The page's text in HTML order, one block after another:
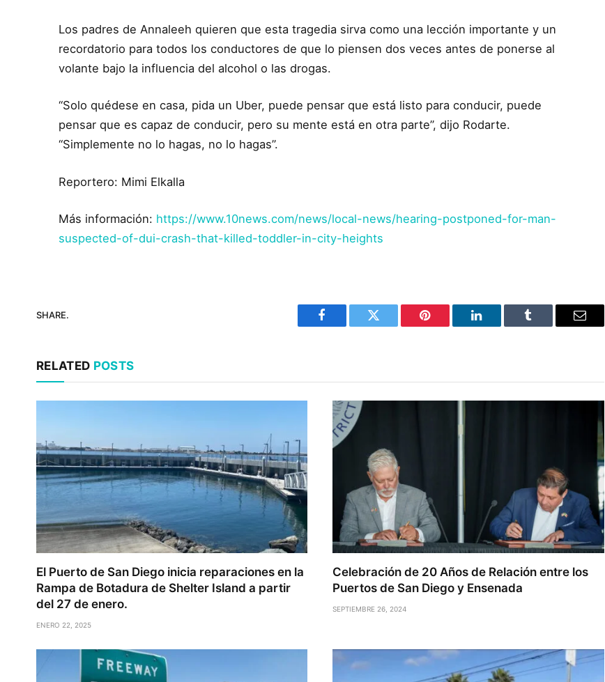
Los padres de Annaleeh quieren que esta tragedia sirva como una lección importante y un
recordatorio para todos los conductores de que lo piensen dos veces antes de ponerse al
volante bajo la influencia del alcohol o las drogas.
“Solo quédese en casa, pida un Uber, puede pensar que está listo para conducir, puede
pensar que es capaz de conducir, pero su mente está en otra parte”, dijo Rodarte.
“Simplemente no lo hagas, no lo hagas”.
Reportero: Mimi Elkalla
Más información: https://www.10news.com/news/local-news/hearing-postponed-for-man-
suspected-of-dui-crash-that-killed-toddler-in-city-heights
SHARE.
Facebook Twitter Pinterest LinkedIn Tumblr Email
RELATED POSTS
El Puerto de San Diego inicia reparaciones en la
Rampa de Botadura de Shelter Island a partir
del 27 de enero.
ENERO 22, 2025
Celebración de 20 Años de Relación entre los
Puertos de San Diego y Ensenada
SEPTIEMBRE 26, 2024